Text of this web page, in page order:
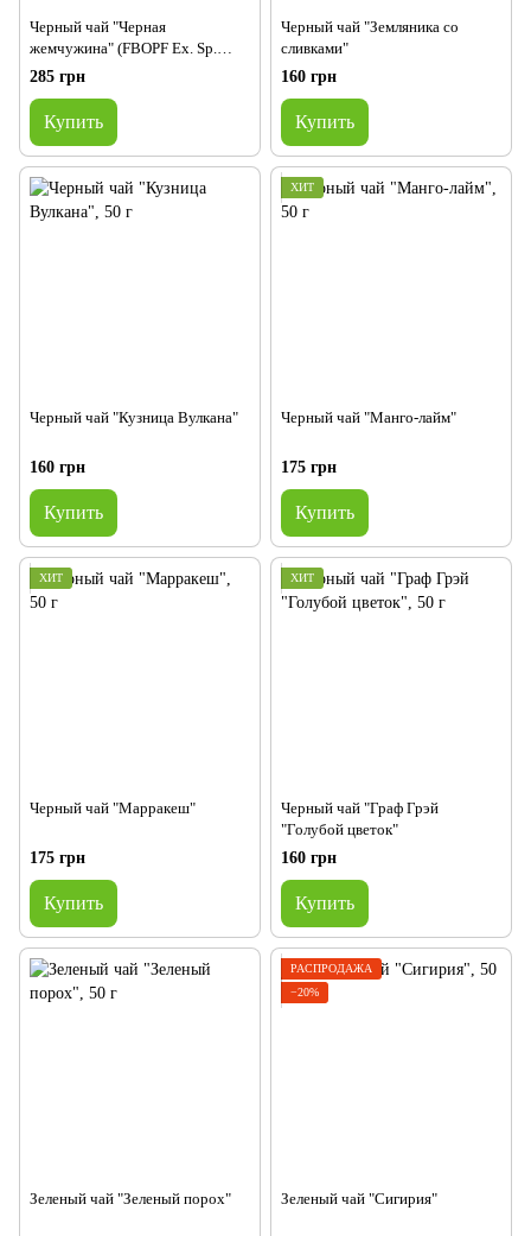
Черный чай "Черная
жемчужина" (FBOPF Ex. Sp.
Mulatiayana)
285 грн
Купить
Черный чай "Земляника со
сливками"
160 грн
Купить
Черный чай "Кузница Вулкана"
160 грн
Купить
ХИТ
Черный чай "Манго-лайм"
175 грн
Купить
ХИТ
Черный чай "Марракеш"
175 грн
Купить
ХИТ
Черный чай "Граф Грэй
"Голубой цветок"
160 грн
Купить
Зеленый чай "Зеленый порох"
РАСПРОДАЖА
−20%
Зеленый чай "Сигирия"